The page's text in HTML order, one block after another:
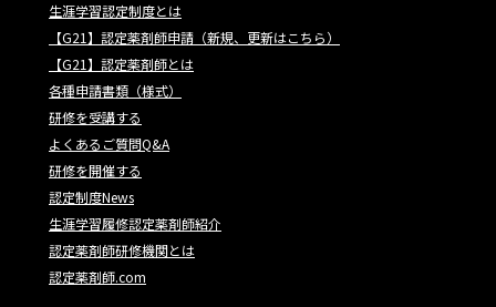
生涯学習認定制度とは
【G21】認定薬剤師申請（新規、更新はこちら）
【G21】認定薬剤師とは
各種申請書類（様式）
研修を受講する
よくあるご質問Q&A
研修を開催する
認定制度News
生涯学習履修認定薬剤師紹介
認定薬剤師研修機関とは
認定薬剤師.com